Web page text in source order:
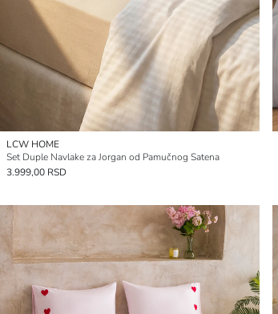
LCW HOME
Set Duple Navlake za Jorgan od Pamučnog Satena
3.999,00 RSD